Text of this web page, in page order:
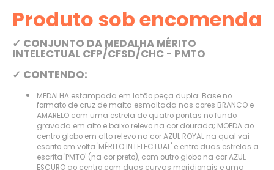
Produto sob encomenda
✓ CONJUNTO DA MEDALHA MÉRITO
INTELECTUAL CFP/CFSD/CHC - PMTO
✓ CONTENDO:
MEDALHA estampada em latão peça dupla: Base no
formato de cruz de malta esmaltada nas cores BRANCO e
AMARELO com uma estrela de quatro pontas no fundo
gravada em alto e baixo relevo na cor dourada; MOEDA ao
centro globo em alto relevo na cor AZUL ROYAL na qual vai
escrito em volta 'MÉRITO INTELECTUAL' e entre duas estrelas a
escrita 'PMTO' (na cor preto), com outro globo na cor AZUL